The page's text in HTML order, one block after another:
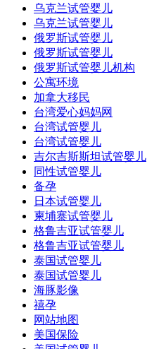
乌克兰试管婴儿
乌克兰试管婴儿
俄罗斯试管婴儿
俄罗斯试管婴儿
俄罗斯试管婴儿机构
公寓环境
加拿大移民
台湾爱心妈妈网
台湾试管婴儿
台湾试管婴儿
吉尔吉斯斯坦试管婴儿
同性试管婴儿
备孕
日本试管婴儿
柬埔寨试管婴儿
格鲁吉亚试管婴儿
格鲁吉亚试管婴儿
泰国试管婴儿
泰国试管婴儿
海豚影像
禧孕
网站地图
美国保险